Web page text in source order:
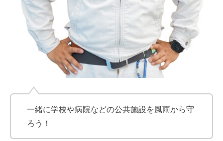
一緒に学校や病院などの公共施設を風雨から守
ろう！